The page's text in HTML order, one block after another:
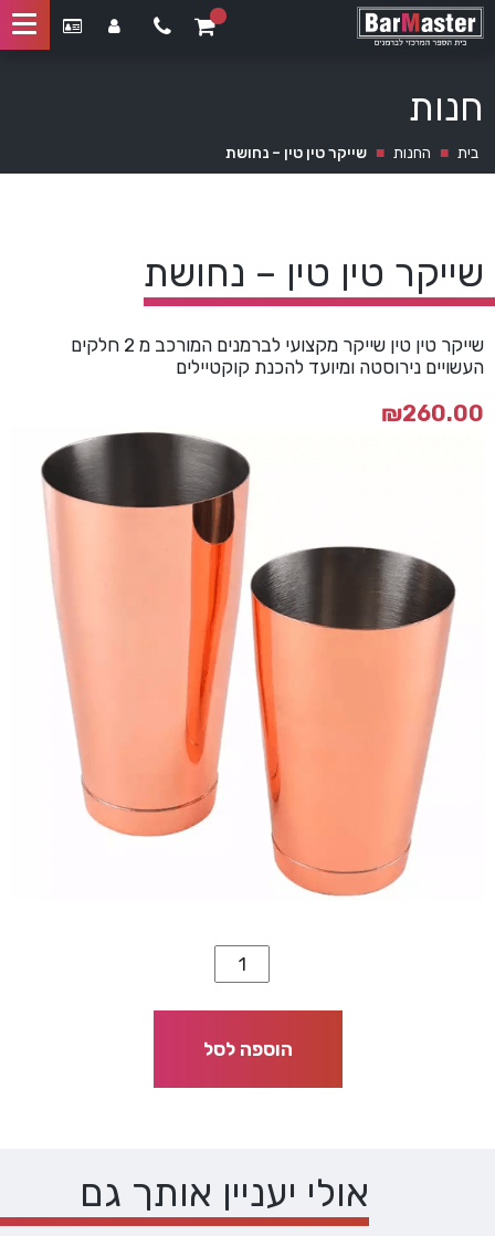
חנות
בית ■ החנות ■ שייקר טין טין – נחושת
שייקר טין טין – נחושת
שייקר טין טין שייקר מקצועי לברמנים המורכב מ 2 חלקים
העשויים נירוסטה ומיועד להכנת קוקטיילים
₪260.00
הוספה לסל
אולי יעניין אותך גם